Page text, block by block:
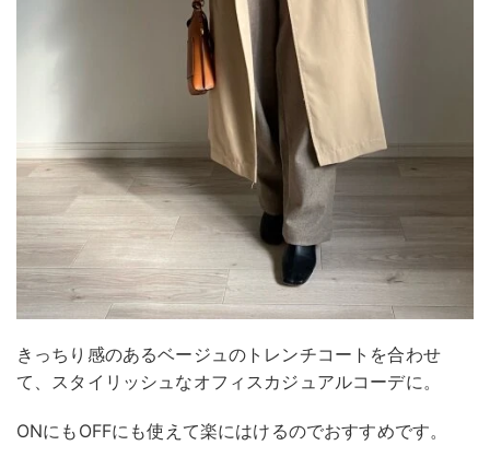
きっちり感のあるベージュのトレンチコートを合わせ
て、スタイリッシュなオフィスカジュアルコーデに。
ONにもOFFにも使えて楽にはけるのでおすすめです。